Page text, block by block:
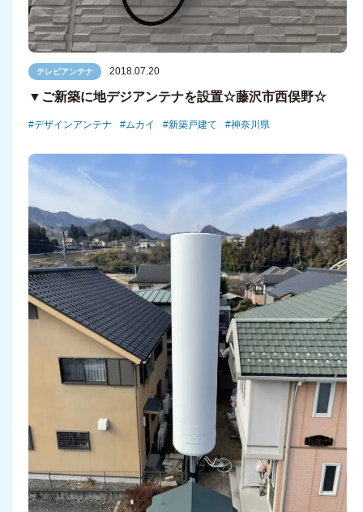
テレビアンテナ 2018.07.20
▼ご新築に地デジアンテナを設置☆藤沢市西俣野☆
デザインアンテナ ムカイ 新築戸建て 神奈川県